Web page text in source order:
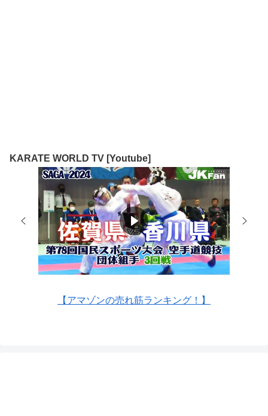
KARATE WORLD TV [Youtube]
【アマゾンの売れ筋ランキング！】